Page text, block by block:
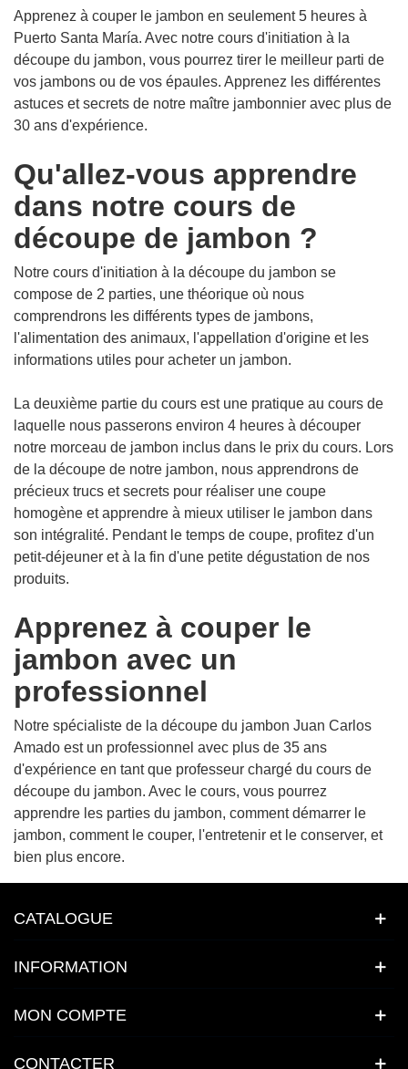
Apprenez à couper le jambon en seulement 5 heures à
Puerto Santa María. Avec notre cours d'initiation à la
découpe du jambon, vous pourrez tirer le meilleur parti de
vos jambons ou de vos épaules. Apprenez les différentes
astuces et secrets de notre maître jambonnier avec plus de
30 ans d'expérience.
Qu'allez-vous apprendre
dans notre cours de
découpe de jambon ?
Notre cours d'initiation à la découpe du jambon se
compose de 2 parties, une théorique où nous
comprendrons les différents types de jambons,
l'alimentation des animaux, l'appellation d'origine et les
informations utiles pour acheter un jambon.
La deuxième partie du cours est une pratique au cours de
laquelle nous passerons environ 4 heures à découper
notre morceau de jambon inclus dans le prix du cours. Lors
de la découpe de notre jambon, nous apprendrons de
précieux trucs et secrets pour réaliser une coupe
homogène et apprendre à mieux utiliser le jambon dans
son intégralité. Pendant le temps de coupe, profitez d'un
petit-déjeuner et à la fin d'une petite dégustation de nos
produits.
Apprenez à couper le
jambon avec un
professionnel
Notre spécialiste de la découpe du jambon Juan Carlos
Amado est un professionnel avec plus de 35 ans
d'expérience en tant que professeur chargé du cours de
découpe du jambon. Avec le cours, vous pourrez
apprendre les parties du jambon, comment démarrer le
jambon, comment le couper, l'entretenir et le conserver, et
bien plus encore.
CATALOGUE
INFORMATION
MON COMPTE
CONTACTER